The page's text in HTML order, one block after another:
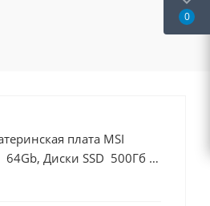
плата MSI
64Gb, Диски SSD 500Гб +
0